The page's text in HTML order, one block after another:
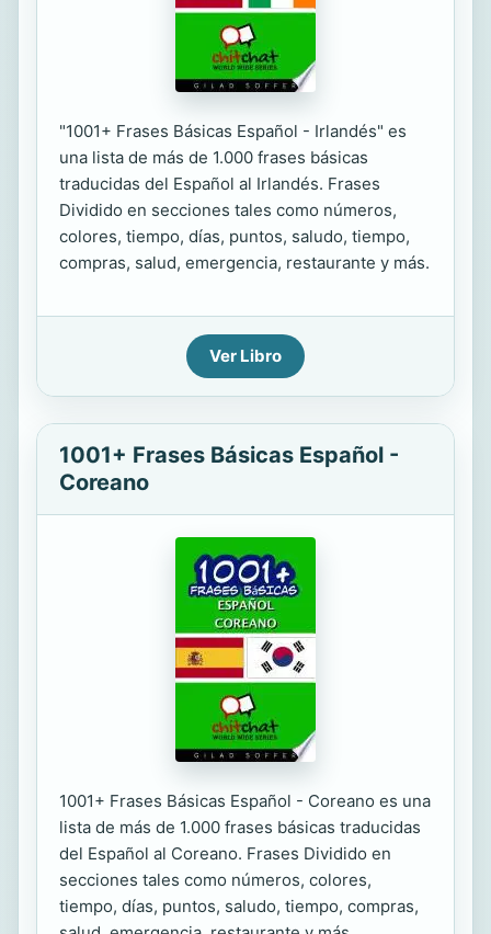
"1001+ Frases Básicas Español - Irlandés" es
una lista de más de 1.000 frases básicas
traducidas del Español al Irlandés. Frases
Dividido en secciones tales como números,
colores, tiempo, días, puntos, saludo, tiempo,
compras, salud, emergencia, restaurante y más.
Ver Libro
1001+ Frases Básicas Español -
Coreano
1001+ Frases Básicas Español - Coreano es una
lista de más de 1.000 frases básicas traducidas
del Español al Coreano. Frases Dividido en
secciones tales como números, colores,
tiempo, días, puntos, saludo, tiempo, compras,